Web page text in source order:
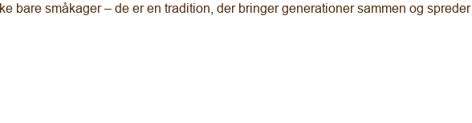
bare småkager – de er en tradition, der bringer generationer sammen og